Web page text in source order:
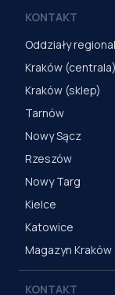
KONTAKT
Oddziały
Kraków (centrala)
Kraków (sklep)
Tarnów
Nowy Sącz
Rzeszów
Nowy Targ
Kielce
Katowice
Magazyn Kraków
KONTAKT